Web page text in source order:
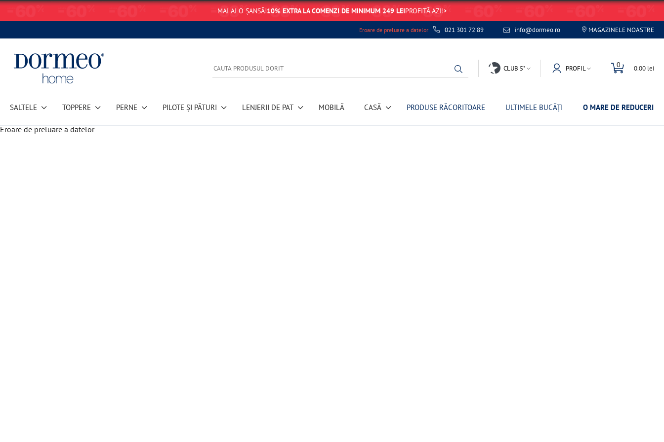
MAI AI O ȘANSĂ!10% EXTRA LA COMENZI DE MINIMUM 249 LEIPROFITĂ AZI!
Eroare de preluare a datelor 021 301 72 89 info@dormeo.ro MAGAZINELE NOASTRE
CLUB 5* PROFIL 0 0.00 lei
SALTELE TOPPERE PERNE PILOTE ȘI PĂTURI LENJERII DE PAT MOBILĂ CASĂ PRODUSE RĂCORITOARE ULTIMELE BUCĂȚI O MARE DE REDUCERI
Eroare de preluare a datelor